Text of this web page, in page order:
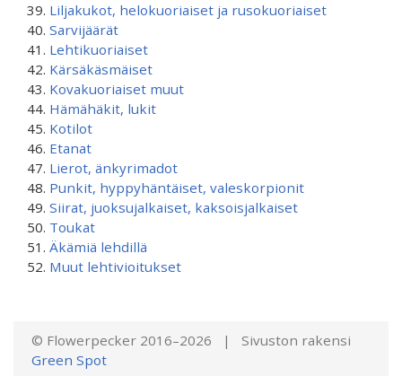
Liljakukot, helokuoriaiset ja rusokuoriaiset
Sarvijäärät
Lehtikuoriaiset
Kärsäkäsmäiset
Kovakuoriaiset muut
Hämähäkit, lukit
Kotilot
Etanat
Lierot, änkyrimadot
Punkit, hyppyhäntäiset, valeskorpionit
Siirat, juoksujalkaiset, kaksoisjalkaiset
Toukat
Äkämiä lehdillä
Muut lehtivioitukset
© Flowerpecker 2016–2026 | Sivuston rakensi
Green Spot